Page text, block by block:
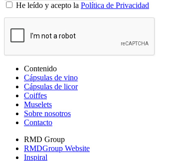
He leído y acepto la Política de Privacidad
Contenido
Cápsulas de vino
Cápsulas de licor
Coiffes
Muselets
Sobre nosotros
Contacto
RMD Group
RMDGroup Website
Inspiral